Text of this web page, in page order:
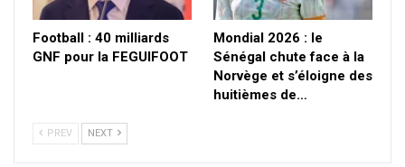
Football : 40 milliards
GNF pour la FEGUIFOOT
Mondial 2026 : le
Sénégal chute face à la
Norvège et s’éloigne des
huitièmes de…
PREV NEXT